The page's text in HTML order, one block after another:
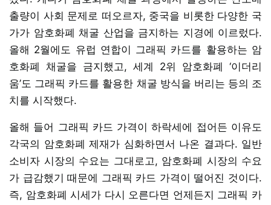
출량이 사회 문제로 떠오르자, 중국을 비롯한 다양한 국
가가 암호화폐 채굴 산업을 금지하는 지경에 이르렀다.
올해 2월에도 유럽 연합이 그래픽 카드를 활용하는 암
호화폐 채굴을 금지했고, 세계 2위 암호화폐 ‘이더리
움’도 그래픽 카드를 활용한 채굴 방식을 버리는 등의 조
치를 시작했다.
올해 들어 그래픽 카드 가격이 하락세에 접어든 이유도
각국의 암호화폐 제재가 심화하면서 나온 결과다. 일반
소비자 시장의 수요는 그대로고, 암호화폐 시장의 수요
가 급감했기 때문에 그래픽 카드 가격이 떨어진 것이다.
즉, 암호화폐 시세가 다시 오른다면 언제든지 그래픽 카